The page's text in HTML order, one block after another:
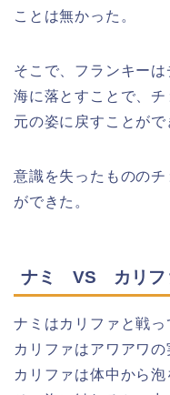
ことは無かった。
そこで、フランキーは
海に落とすことで、チ
元の姿に戻すことがで
意識を失ったものの
ができた。
ナミ VS カリフ
ナミはカリファと戦っ
カリファはアワアワの
カリファは体中から泡